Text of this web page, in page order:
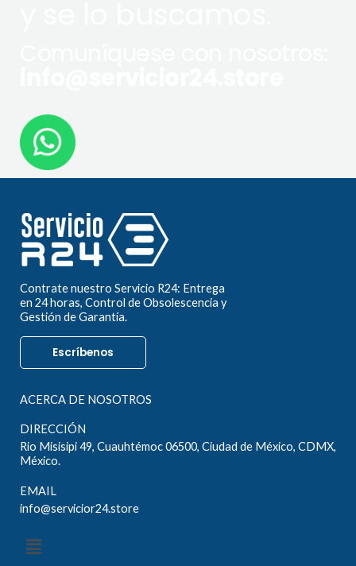
Contrate nuestro Servicio R24: Entrega
en 24 horas, Control de Obsolescencia y
Gestión de Garantía.
Escríbenos
ACERCA DE NOSOTROS
DIRECCIÓN
Rio Misisipi 49, Cuauhtémoc 06500, Ciudad de México, CDMX,
México.
EMAIL
info@servicior24.store
Menú